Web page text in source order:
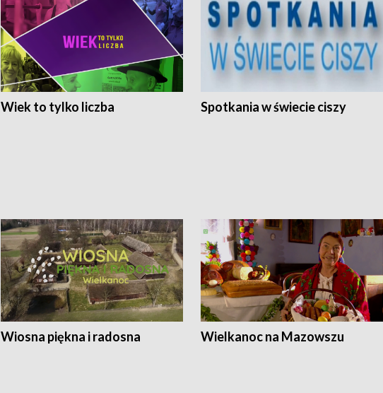
Wiek to tylko liczba Spotkania w świecie ciszy
Wiosna piękna i radosna Wielkanoc na Mazowszu